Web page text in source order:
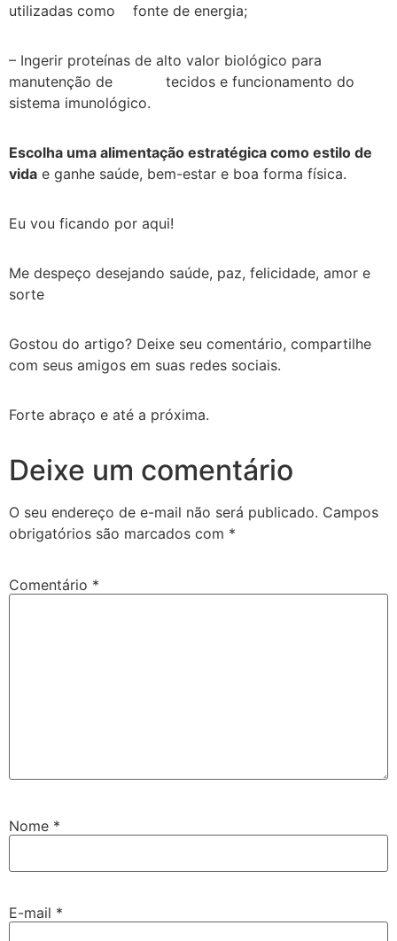
utilizadas como fonte de energia;
– Ingerir proteínas de alto valor biológico para
manutenção de tecidos e funcionamento do
sistema imunológico.
Escolha uma alimentação estratégica como estilo de
vida e ganhe saúde, bem-estar e boa forma física.
Eu vou ficando por aqui!
Me despeço desejando saúde, paz, felicidade, amor e
sorte
Gostou do artigo? Deixe seu comentário, compartilhe
com seus amigos em suas redes sociais.
Forte abraço e até a próxima.
Deixe um comentário
O seu endereço de e-mail não será publicado. Campos
obrigatórios são marcados com *
Comentário *
Nome *
E-mail *